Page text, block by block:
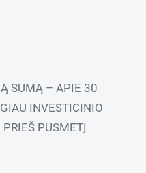
SUMĄ – APIE 30
INVESTICINIO
PUSMETĮ